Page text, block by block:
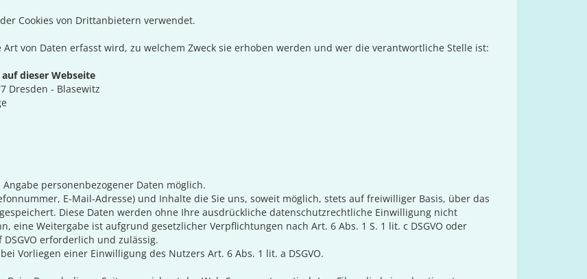
Cookies von Drittanbietern verwendet.
von Daten erfasst wird, zu welchem Zweck sie erhoben werden und wer die verantwortliche Stelle ist:
dieser Webseite
Dresden - Blasewitz
personenbezogener Daten möglich.
E-Mail-Adresse) und Inhalte die Sie uns, soweit möglich, stets auf freiwilliger Basis, über das
Diese Daten werden ohne Ihre ausdrückliche datenschutzrechtliche Einwilligung nicht
eine Weitergabe ist aufgrund gesetzlicher Verpflichtungen nach Art. 6 Abs. 1 S. 1 lit. c DSGVO oder
erforderlich und zulässig.
Vorliegen einer Einwilligung des Nutzers Art. 6 Abs. 1 lit. a DSGVO.